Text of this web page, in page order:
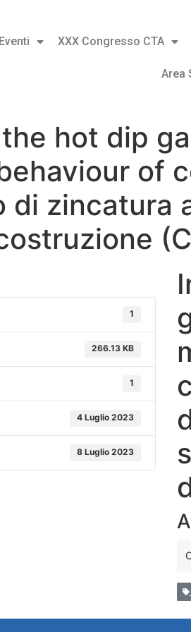
Eventi XXX Congresso CTA
Area
hot dip
of
di zincatura
1
266.13 KB
1
4 Luglio 2023
8 Luglio 2023